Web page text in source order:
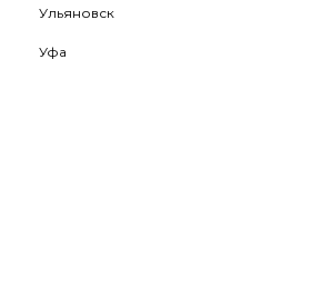
Ульяновск
Уфа